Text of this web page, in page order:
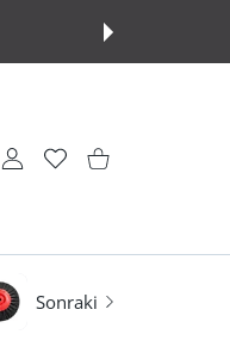
KULLANICI HESABI
istek listesiAlışveriş Sepeti
Sonraki